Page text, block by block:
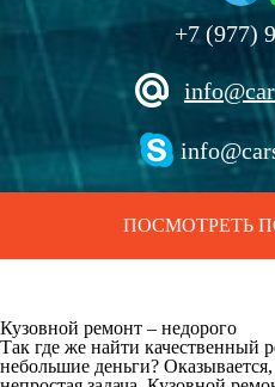
+7 (977)
ПОСМОТРЕТЬ
Кузовной ремонт – недорого
Так где же найти качественный
небольшие деньги?